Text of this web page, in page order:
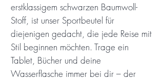
erstklassigem schwarzen Baumwoll-
Stoff, ist unser Sportbeutel für
diejenigen gedacht, die jede Reise mit
Stil beginnen möchten. Trage ein
Tablet, Bücher und deine
Wasserflasche immer bei dir – der